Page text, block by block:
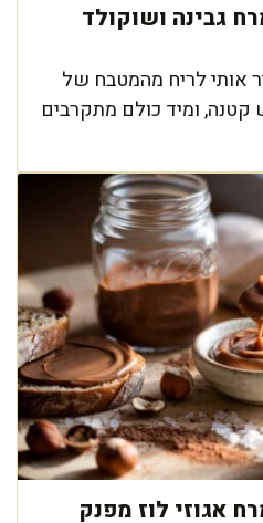
גבינה ושוקולד
אותי לריח מהמטבח של
ומיד כולם מתקרבים
אגוזי לוז מפנק